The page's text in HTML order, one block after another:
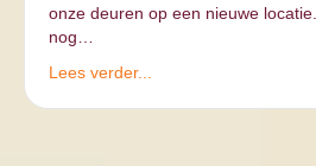
onze deuren op een nieuwe
nog…
Lees verder...